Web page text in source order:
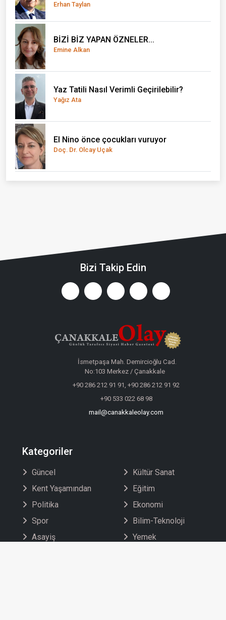
Erhan Taylan
BİZİ BİZ YAPAN ÖZNELER...
Emine Alkan
Yaz Tatili Nasıl Verimli Geçirilebilir?
Yağız Ata
El Nino önce çocukları vuruyor
Doç. Dr. Olcay Uçak
Bizi Takip Edin
İsmetpaşa Mah. Demircioğlu Cad.
No:103 Merkez / Çanakkale
+90 286 212 91 91, +90 286 212 91 92
+90 533 022 68 98
mail@canakkaleolay.com
Kategoriler
Güncel
Kent Yaşamından
Politika
Spor
Asayiş
Kültür Sanat
Eğitim
Ekonomi
Bilim-Teknoloji
Yemek